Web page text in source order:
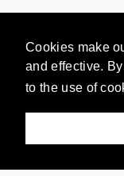
Cookies make
and effective.
to the use of